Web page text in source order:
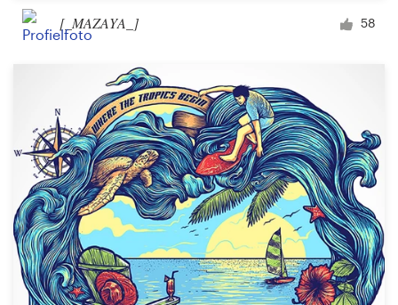
[_MAZAYA_] 58
Helpcentrum
Bronnen
Prijzen
Word een designer
Blog